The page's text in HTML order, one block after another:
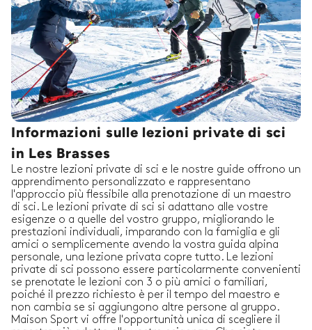
Informazioni sulle lezioni private di sci
in Les Brasses
Le nostre lezioni private di sci e le nostre guide offrono un
apprendimento personalizzato e rappresentano
l'approccio più flessibile alla prenotazione di un maestro
di sci. Le lezioni private di sci si adattano alle vostre
esigenze o a quelle del vostro gruppo, migliorando le
prestazioni individuali, imparando con la famiglia e gli
amici o semplicemente avendo la vostra guida alpina
personale, una lezione privata copre tutto. Le lezioni
private di sci possono essere particolarmente convenienti
se prenotate le lezioni con 3 o più amici o familiari,
poiché il prezzo richiesto è per il tempo del maestro e
non cambia se si aggiungono altre persone al gruppo.
Maison Sport vi offre l'opportunità unica di scegliere il